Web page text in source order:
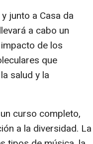
junto a Casa da
a cabo un
de los
que
salud y la
curso completo,
a la diversidad. La